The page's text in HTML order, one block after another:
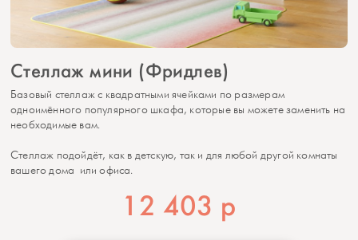
Стеллаж мини (Фридлев)
Базовый стеллаж с квадратными ячейками по размерам
одноимённого популярного шкафа, которые вы можете заменить на
необходимые вам.
Стеллаж подойдёт, как в детскую, так и для любой другой комнаты
вашего дома или офиса.
12 403 р